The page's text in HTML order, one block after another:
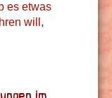
es etwas
will,